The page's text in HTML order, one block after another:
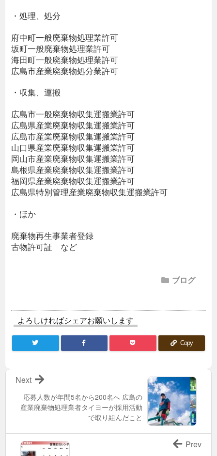
・処理、処分
府中町一般廃棄物処理業許可
坂町一般廃棄物処理業許可
海田町一般廃棄物処理業許可
広島市産業廃棄物処分業許可
・収集、運搬
広島市一般廃棄物収集運搬業許可
広島県産業廃棄物収集運搬業許可
広島市産業廃棄物収集運搬業許可
山口県産業廃棄物収集運搬業許可
岡山市産業廃棄物収集運搬業許可
島根県産業廃棄物収集運搬業許可
福岡県産業廃棄物収集運搬業許可
広島県特別管理産業廃棄物収集運搬業許可
・ほか
廃棄物再生事業者登録
古物許可証 など
ブログ
よろしければシェアお願いします
Copy
応募人数が年間5名から200名へ 広島の
産業廃棄物処理業者タイヨーが採用活動
で取り組んだこと
Next
Prev